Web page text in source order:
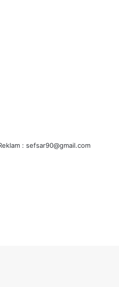
: sefsar90@gmail.com